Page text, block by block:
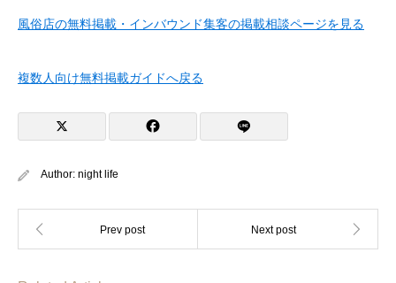
風俗店の無料掲載・インバウンド集客の掲載相談ページを見る
複数人向け無料掲載ガイドへ戻る
Author: night life